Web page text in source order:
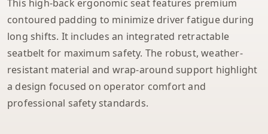
This high-back ergonomic seat features premium
contoured padding to minimize driver fatigue during
long shifts. It includes an integrated retractable
seatbelt for maximum safety. The robust, weather-
resistant material and wrap-around support highlight
a design focused on operator comfort and
professional safety standards.